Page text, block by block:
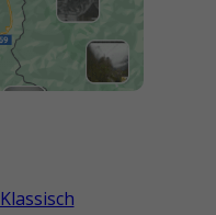
Klassisch